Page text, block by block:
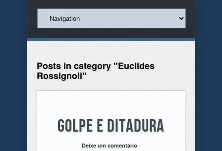
Posts in category "Euclides
Rossignoli"
Golpe e Ditadura
Deixe um comentário .